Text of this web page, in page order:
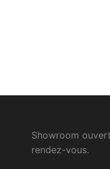
Showroom
rendez-vous.